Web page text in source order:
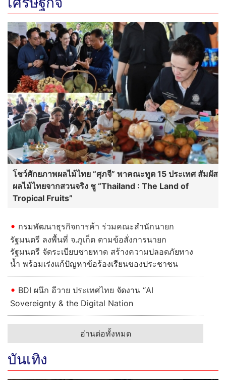
โชว์ศักยภาพผลไม้ไทย “ศุภจี” พาคณะทูต 15 ประเทศ สัมผัส
ผลไม้ไทยจากสวนจริง ชู “Thailand : The Land of
Tropical Fruits”
กรมพัฒนาธุรกิจการค้า ร่วมคณะสำนักนายก
รัฐมนตรี ลงพื้นที่ จ.ภูเก็ต ตามข้อสั่งการนายก
รัฐมนตรี จัดระเบียบชายหาด สร้างความปลอดภัยทาง
น้ำ พร้อมเร่งแก้ปัญหาข้อร้องเรียนของประชาชน
BDI ผนึก อีวาย ประเทศไทย จัดงาน “AI
Sovereignty & the Digital Nation
อ่านต่อทั้งหมด
บันเทิง